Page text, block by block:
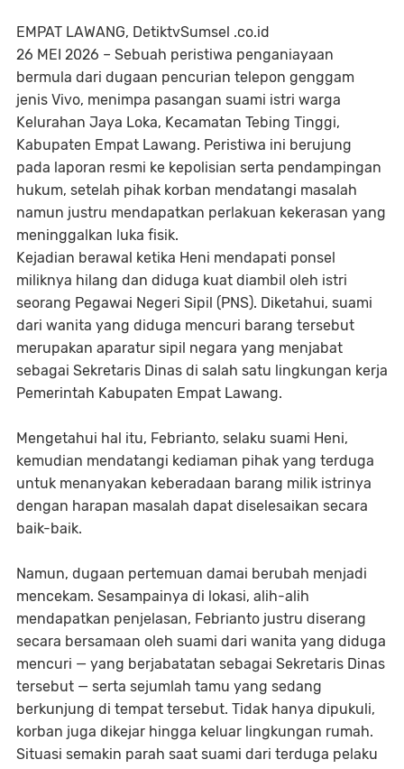
EMPAT LAWANG, DetiktvSumsel .co.id
26 MEI 2026 – Sebuah peristiwa penganiayaan
bermula dari dugaan pencurian telepon genggam
jenis Vivo, menimpa pasangan suami istri warga
Kelurahan Jaya Loka, Kecamatan Tebing Tinggi,
Kabupaten Empat Lawang. Peristiwa ini berujung
pada laporan resmi ke kepolisian serta pendampingan
hukum, setelah pihak korban mendatangi masalah
namun justru mendapatkan perlakuan kekerasan yang
meninggalkan luka fisik.
Kejadian berawal ketika Heni mendapati ponsel
miliknya hilang dan diduga kuat diambil oleh istri
seorang Pegawai Negeri Sipil (PNS). Diketahui, suami
dari wanita yang diduga mencuri barang tersebut
merupakan aparatur sipil negara yang menjabat
sebagai Sekretaris Dinas di salah satu lingkungan kerja
Pemerintah Kabupaten Empat Lawang.
Mengetahui hal itu, Febrianto, selaku suami Heni,
kemudian mendatangi kediaman pihak yang terduga
untuk menanyakan keberadaan barang milik istrinya
dengan harapan masalah dapat diselesaikan secara
baik-baik.
Namun, dugaan pertemuan damai berubah menjadi
mencekam. Sesampainya di lokasi, alih-alih
mendapatkan penjelasan, Febrianto justru diserang
secara bersamaan oleh suami dari wanita yang diduga
mencuri — yang berjabatatan sebagai Sekretaris Dinas
tersebut — serta sejumlah tamu yang sedang
berkunjung di tempat tersebut. Tidak hanya dipukuli,
korban juga dikejar hingga keluar lingkungan rumah.
Situasi semakin parah saat suami dari terduga pelaku